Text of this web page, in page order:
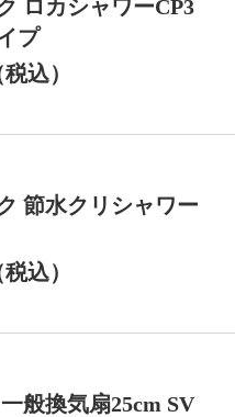
ロカシャワーCP3
プ
込）
節水クリシャワー
込）
般換気扇25cm SV